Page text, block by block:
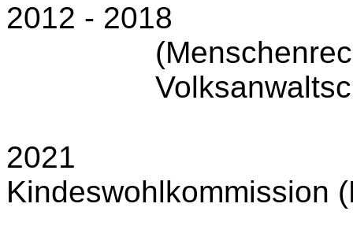
2012 - 2018
2021
Kindeswohlkommission